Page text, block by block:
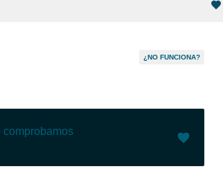
¿NO FUNCIONA?
comprobamos